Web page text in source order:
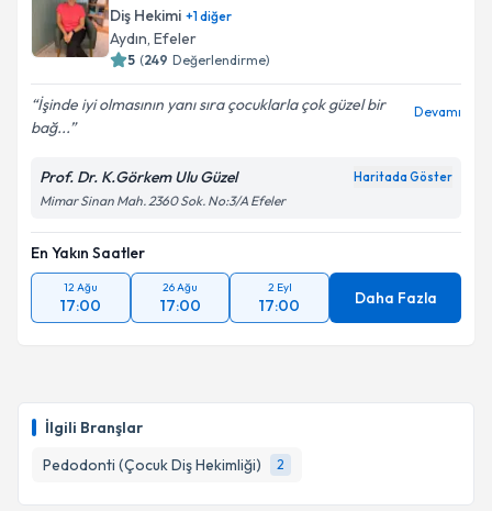
İlgili Branşlar
Pedodonti (Çocuk Diş Hekimliği)
2
Takvim Talebini Gönder
talebi oluşturun. Size bu uzmandan randevu almanız
için bir takvim hazırlandığında e-posta ile
bilgilendireceğiz.
E-posta Adresiniz
Kişisel verilerimin işlenmesine ilişkin
Metni'ni okudum ve kişisel verilerimin belirtilen
kapsamda işlenmesini kabul ediyorum.
Takvim Talebini Gönder
Diş Hekimi +1diğer
Aydın, Efeler
5 (249 Değerlendirme)
İşinde iyi olmasının yanı sıra çocuklarla çok güzel bir
bağ...
Devamı
Prof. Dr. K.Görkem Ulu Güzel Haritada Göster
Mimar Sinan Mah. 2360 Sok. No:3/A Efeler
En Yakın Saatler
12 Ağu
17:00
26 Ağu
17:00
2 Eyl
17:00 Daha Fazla